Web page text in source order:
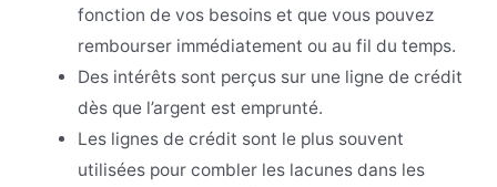
fonction de vos besoins et que vous pouvez
rembourser immédiatement ou au fil du temps.
Des intérêts sont perçus sur une ligne de crédit
dès que l’argent est emprunté.
Les lignes de crédit sont le plus souvent
utilisées pour combler les lacunes dans les